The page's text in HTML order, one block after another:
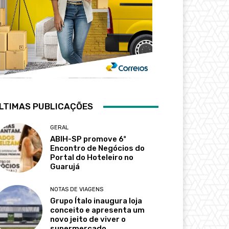
PUBLICAÇÕES
GERAL
ABIH-SP promove 6º
Encontro de Negócios do
Portal do Hoteleiro no
Guarujá
NOTAS DE VIAGENS
Grupo Ítalo inaugura loja
conceito e apresenta um
novo jeito de viver o